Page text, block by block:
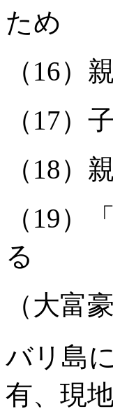
ため
（16）
（17）
（18）
（19）
る
（大富
バリ島
有、現